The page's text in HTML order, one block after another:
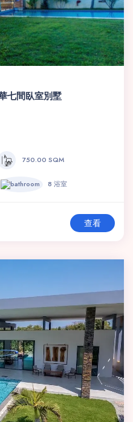
七間臥室別墅
750.00 SQM
8 浴室
查看